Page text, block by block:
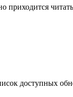
приходится
доступных